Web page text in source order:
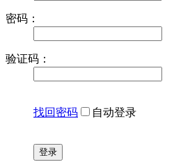
密码：
验证码：
找回密码 自动登录
登录